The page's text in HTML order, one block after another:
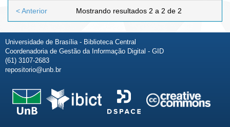
Mostrando resultados 2 a 2 de 2
< Anterior
Universidade de Brasília - Biblioteca Central
Coordenadoria de Gestão da Informação Digital - GID
(61) 3107-2683
repositorio@unb.br